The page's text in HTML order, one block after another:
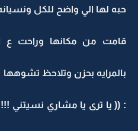
حبه لها الي واضح للكل
قامت من مكانها وراحت ع
بالمرايه بحزن وتلاحظ
: (( يا ترى يا مشاري نسيتني